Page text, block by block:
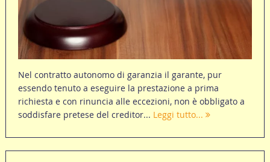
Nel contratto autonomo di garanzia il garante, pur
essendo tenuto a eseguire la prestazione a prima
richiesta e con rinuncia alle eccezioni, non è obbligato a
soddisfare pretese del creditor... Leggi tutto...